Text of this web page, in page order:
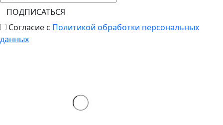
ПОДПИСАТЬСЯ
Согласие с Политикой обработки персональных
данных